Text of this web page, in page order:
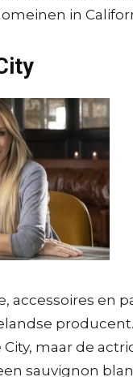
in
accessoires en
City, maar de
sauvignon